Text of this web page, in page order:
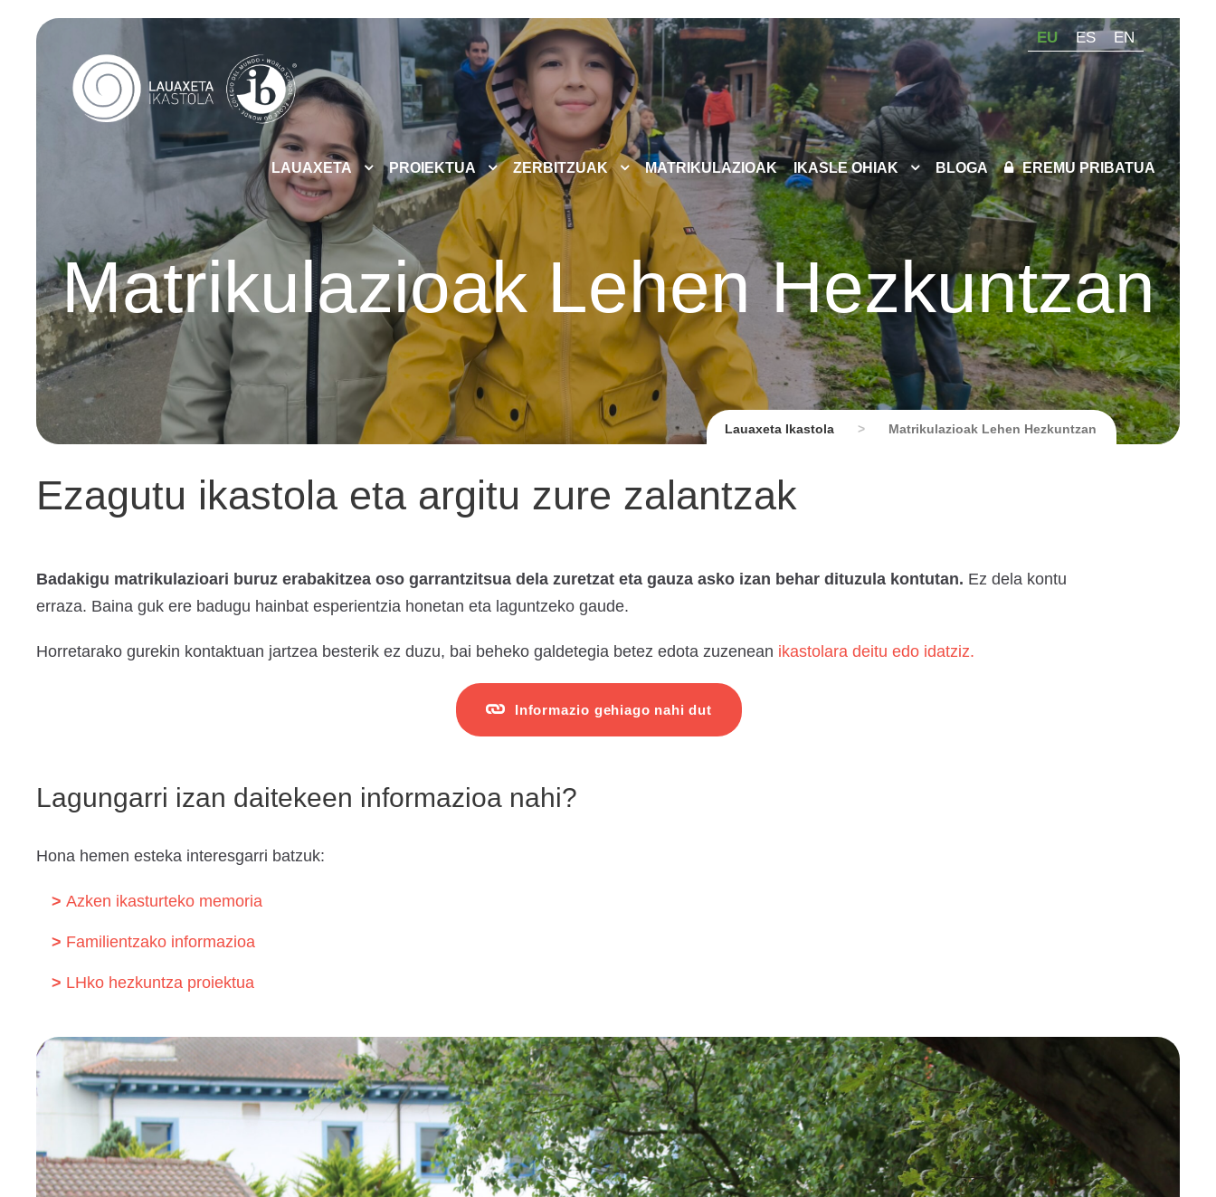
EU ES EN
LAUAXETA PROIEKTUA ZERBITZUAK MATRIKULAZIOAK IKASLE OHIAK BLOGA EREMU PRIBATUA
Matrikulazioak Lehen Hezkuntzan
Lauaxeta Ikastola > Matrikulazioak Lehen Hezkuntzan
Ezagutu ikastola eta argitu zure zalantzak
Badakigu matrikulazioari buruz erabakitzea oso garrantzitsua dela zuretzat eta gauza asko izan behar dituzula kontutan. Ez dela kontu
erraza. Baina guk ere badugu hainbat esperientzia honetan eta laguntzeko gaude.
Horretarako gurekin kontaktuan jartzea besterik ez duzu, bai beheko galdetegia betez edota zuzenean ikastolara deitu edo idatziz.
Informazio gehiago nahi dut
Lagungarri izan daitekeen informazioa nahi?
Hona hemen esteka interesgarri batzuk:
Azken ikasturteko memoria
Familientzako informazioa
LHko hezkuntza proiektua